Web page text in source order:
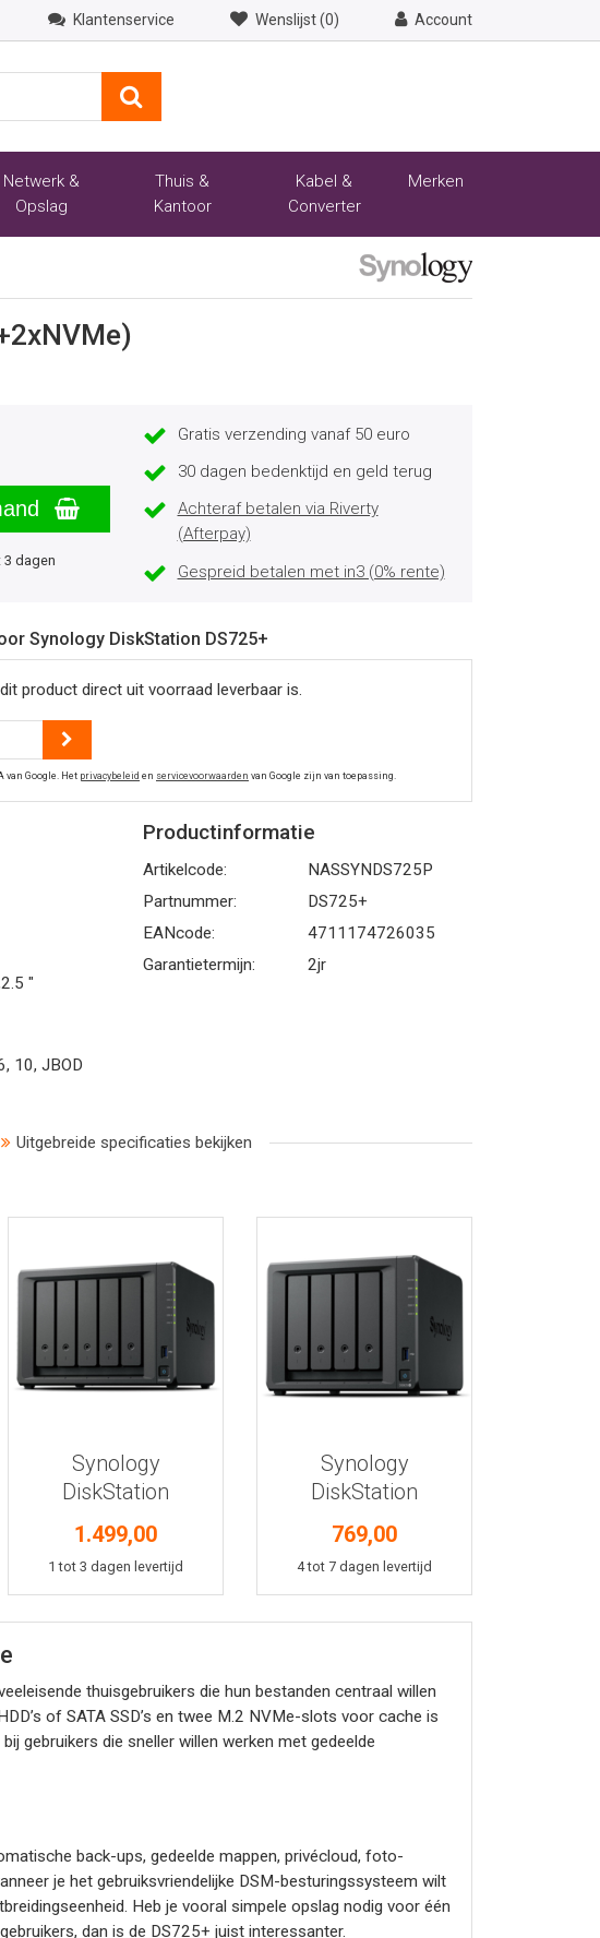
Klantenservice Wenslijst (0) Account
Netwerk &
Opslag
Thuis &
Kantoor
Kabel &
Converter
Merken
3 dagen
Gratis verzending vanaf 50 euro
30 dagen bedenktijd en geld terug
Achteraf betalen via Riverty
(Afterpay)
Gespreid betalen met in3 (0% rente)
Synology DiskStation DS725+
product direct uit voorraad leverbaar is.
van Google. Het privacybeleid en servicevoorwaarden van Google zijn van toepassing.
"
10, JBOD
Productinformatie
Artikelcode:
NASSYNDS725P
Partnummer:
DS725+
EANcode:
4711174726035
Garantietermijn:
2jr
Uitgebreide specificaties bekijken
Bekijk meer informatie
Synology
DiskStation
DS1525+
1.499,00
1 tot 3 dagen levertijd
In winkelmand
Bekijk meer informatie
Synology
DiskStation
DS925+
769,00
4 tot 7 dagen levertijd
In winkelmand
thuisgebruikers die hun bestanden centraal willen
of SATA SSD’s en twee M.2 NVMe-slots voor cache is
gebruikers die sneller willen werken met gedeelde
back-ups, gedeelde mappen, privécloud, foto-
je het gebruiksvriendelijke DSM-besturingssysteem wilt
Heb je vooral simpele opslag nodig voor één
dan is de DS725+ juist interessanter.